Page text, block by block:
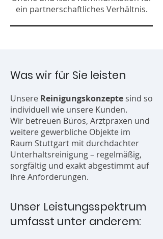
ein partnerschaftliches Verhältnis.
Was wir für Sie leisten
Unsere Reinigungskonzepte sind so
individuell wie unsere Kunden.
Wir betreuen Büros, Arztpraxen und
weitere gewerbliche Objekte im
Raum Stuttgart mit durchdachter
Unterhaltsreinigung – regelmäßig,
sorgfältig und exakt abgestimmt auf
Ihre Anforderungen.
Unser Leistungsspektrum
umfasst unter anderem: